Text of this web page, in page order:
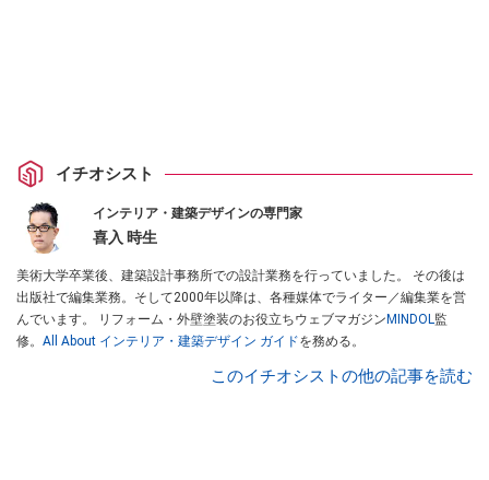
イチオシスト
インテリア・建築デザインの専門家
喜入 時生
美術大学卒業後、建築設計事務所での設計業務を行っていました。 その後は
出版社で編集業務。そして2000年以降は、各種媒体でライター／編集業を営
んでいます。 リフォーム・外壁塗装のお役立ちウェブマガジン MINDOL監
修。 All About インテリア・建築デザイン ガイドを務める。
このイチオシストの他の記事を読む